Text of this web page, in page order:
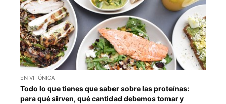
EN VITÓNICA
Todo lo que tienes que saber sobre las proteínas:
para qué sirven, qué cantidad debemos tomar y